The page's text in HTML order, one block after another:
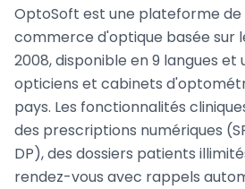
OptoSoft est une plateforme de
commerce d'optique basée sur
2008, disponible en 9 langues et
opticiens et cabinets
pays. Les fonctionnalités
des prescriptions numériques
DP), des dossiers patients
rendez-vous avec rappels